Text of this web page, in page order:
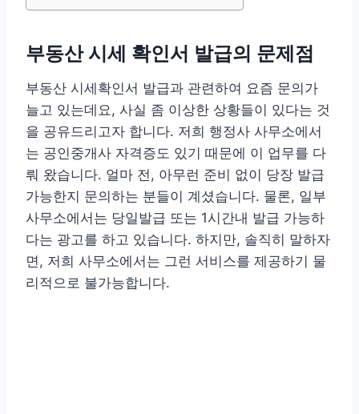
부동산 시세 확인서 발급의 문제점
부동산 시세확인서 발급과 관련하여 요즘 문의가
늘고 있는데요, 사실 좀 이상한 상황들이 있다는 것
을 공유드리고자 합니다. 저희 행정사 사무소에서
는 공인중개사 자격증도 있기 때문에 이 업무를 다
뤄 왔습니다. 얼마 전, 아무런 준비 없이 당장 발급
가능한지 문의하는 분들이 계셨습니다. 물론, 일부
사무소에서는 당일발급 또는 1시간내 발급 가능하
다는 광고를 하고 있습니다. 하지만, 솔직히 말하자
면, 저희 사무소에서는 그런 서비스를 제공하기 물
리적으로 불가능합니다.